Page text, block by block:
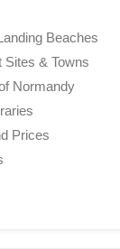
Beaches
Sites & Towns
Normandy
Prices